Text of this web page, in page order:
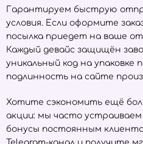
Гарантируем быструю
условия. Если оформите
посылка приедет на ваше
Каждый девайс защищён
уникальный код на упаковке
подлинность на сайте
Хотите сэкономить ещё
акции: мы часто
бонусы постоянным